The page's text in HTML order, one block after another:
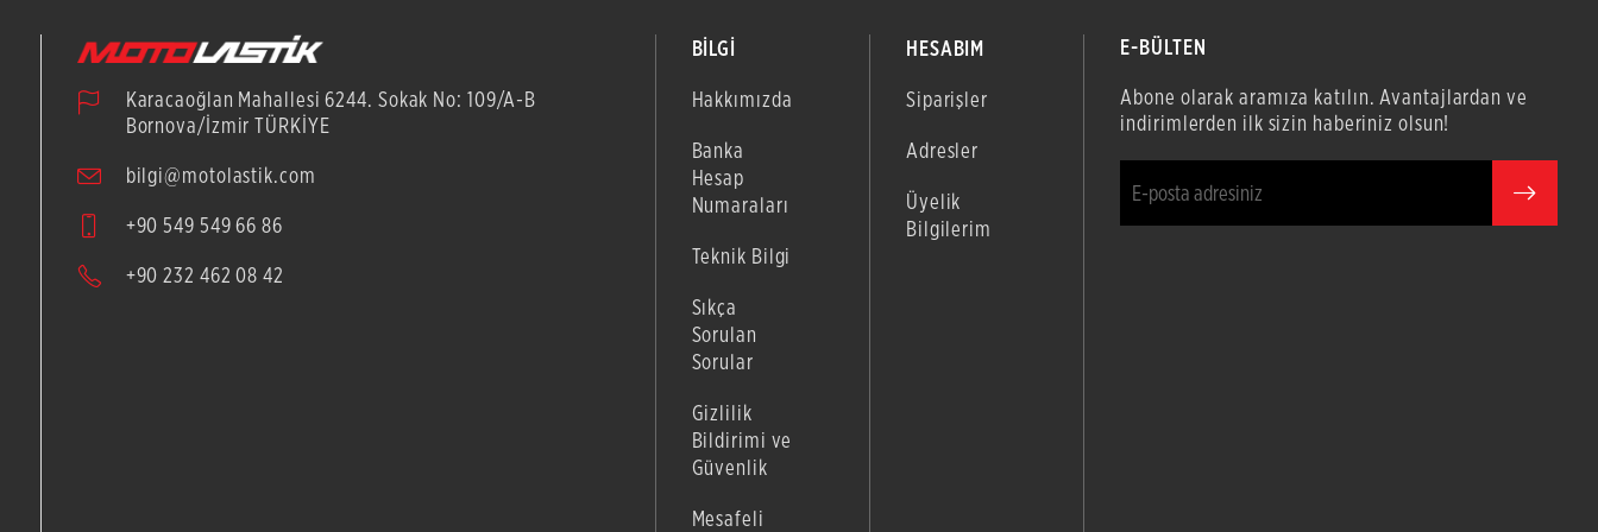
Karacaoğlan Mahallesi 6244. Sokak No: 109/A-B
Bornova/İzmir TÜRKİYE
bilgi@motolastik.com
+90 549 549 66 86
+90 232 462 08 42
BİLGİ
Hakkımızda
Banka
Hesap
Numaraları
Teknik Bilgi
Sıkça
Sorulan
Sorular
Gizlilik
Bildirimi ve
Güvenlik
Mesafeli
HESABIM
Siparişler
Adresler
Üyelik
Bilgilerim
E-BÜLTEN
Abone olarak aramıza katılın. Avantajlardan ve
indirimlerden ilk sizin haberiniz olsun!